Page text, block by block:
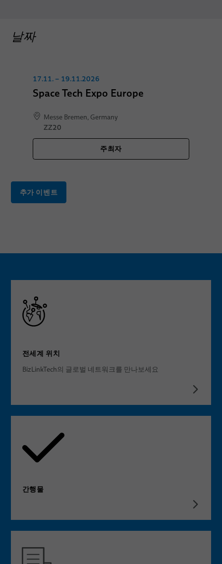
날짜
17.11. – 19.11.2026
Space Tech Expo Europe
Messe Bremen, Germany
ZZ20
주최자
추가 이벤트
전세계 위치
BizLinkTech의 글로벌 네트워크를 만나보세요
간행물